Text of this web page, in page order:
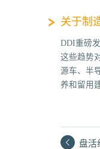
关于制
DDI重磅
这些趋势
源车、半
养和留用
盘活